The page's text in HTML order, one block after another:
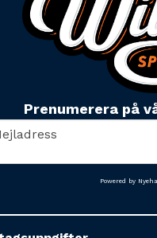
Prenumerera på
Powered by